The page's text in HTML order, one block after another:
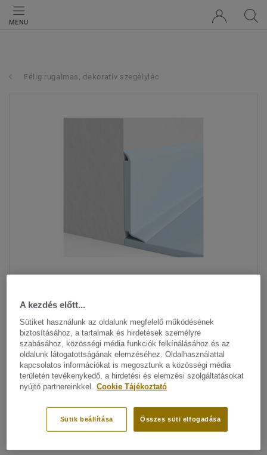
MENU
Félig rugalmas, dekoratív szegélyléc
Minden dizájn megtekitése. (33)
Félig rugalmas, dekoratív
szegélyléc - KS 61 BLUE
A kezdés előtt...
Sütiket használunk az oldalunk megfelelő működésének
biztosításához, a tartalmak és hirdetések személyre
szabásához, közösségi média funkciók felkínálásához és az
oldalunk látogatottságának elemzéséhez. Oldalhasználattal
kapcsolatos információkat is megosztunk a közösségi média
területén tevékenykedő, a hirdetési és elemzési szolgáltatásokat
nyújtó partnereinkkel. Cookie Tájékoztató
Összes süti elfogadása
Sütik beállítása